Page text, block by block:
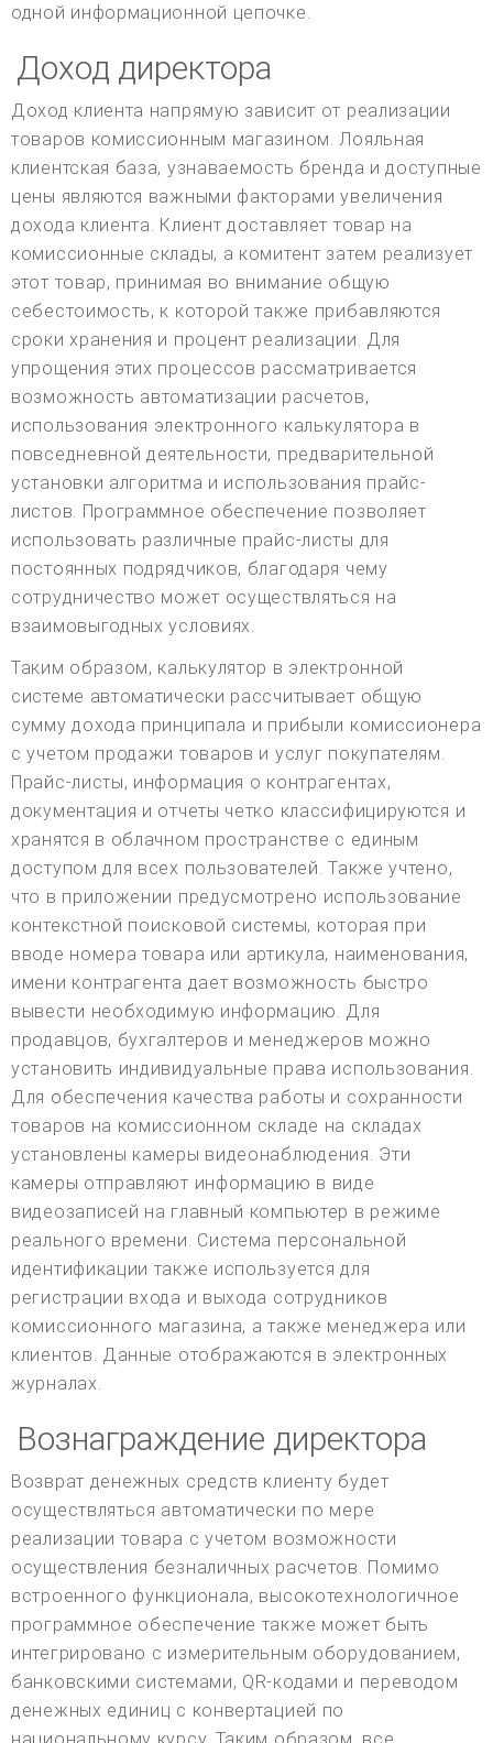
одной информационной цепочке.
Доход директора
Доход клиента напрямую зависит от реализации
товаров комиссионным магазином. Лояльная
клиентская база, узнаваемость бренда и доступные
цены являются важными факторами увеличения
дохода клиента. Клиент доставляет товар на
комиссионные склады, а комитент затем реализует
этот товар, принимая во внимание общую
себестоимость, к которой также прибавляются
сроки хранения и процент реализации. Для
упрощения этих процессов рассматривается
возможность автоматизации расчетов,
использования электронного калькулятора в
повседневной деятельности, предварительной
установки алгоритма и использования прайс-
листов. Программное обеспечение позволяет
использовать различные прайс-листы для
постоянных подрядчиков, благодаря чему
сотрудничество может осуществляться на
взаимовыгодных условиях.
Таким образом, калькулятор в электронной
системе автоматически рассчитывает общую
сумму дохода принципала и прибыли комиссионера
с учетом продажи товаров и услуг покупателям.
Прайс-листы, информация о контрагентах,
документация и отчеты четко классифицируются и
хранятся в облачном пространстве с единым
доступом для всех пользователей. Также учтено,
что в приложении предусмотрено использование
контекстной поисковой системы, которая при
вводе номера товара или артикула, наименования,
имени контрагента дает возможность быстро
вывести необходимую информацию. Для
продавцов, бухгалтеров и менеджеров можно
установить индивидуальные права использования.
Для обеспечения качества работы и сохранности
товаров на комиссионном складе на складах
установлены камеры видеонаблюдения. Эти
камеры отправляют информацию в виде
видеозаписей на главный компьютер в режиме
реального времени. Система персональной
идентификации также используется для
регистрации входа и выхода сотрудников
комиссионного магазина, а также менеджера или
клиентов. Данные отображаются в электронных
журналах.
Вознаграждение директора
Возврат денежных средств клиенту будет
осуществляться автоматически по мере
реализации товара с учетом возможности
осуществления безналичных расчетов. Помимо
встроенного функционала, высокотехнологичное
программное обеспечение также может быть
интегрировано с измерительным оборудованием,
банковскими системами, QR-кодами и переводом
денежных единиц с конвертацией по
национальному курсу. Таким образом, все